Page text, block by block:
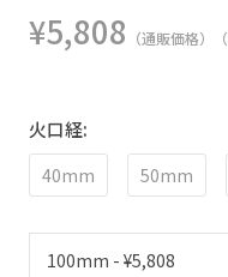
¥5,808 （通販価格）（
火口経:
40mm 50mm